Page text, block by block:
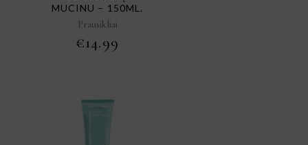
MUCINU – 150ML.
Prausikliai
€14.99